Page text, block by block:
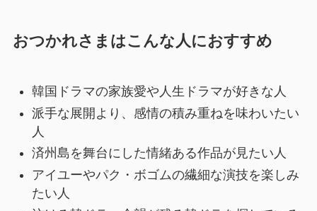
おつかれさまはこんな人におすすめ
韓国ドラマの家族愛や人生ドラマが好きな人
派手な展開より、感情の積み重ねを味わいたい
人
済州島を舞台にした情緒ある作品が見たい人
アイユーやパク・ボゴムの繊細な演技を楽しみ
たい人